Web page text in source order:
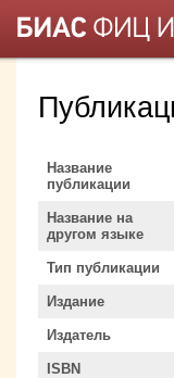
Название
публикации
Название на
другом языке
Тип публикации
Издание
Издатель
ISBN